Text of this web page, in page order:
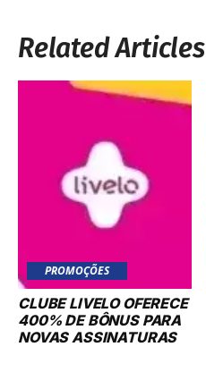
Related Articles
PROMOÇÕES
CLUBE LIVELO OFERECE
400% DE BÔNUS PARA
NOVAS ASSINATURAS